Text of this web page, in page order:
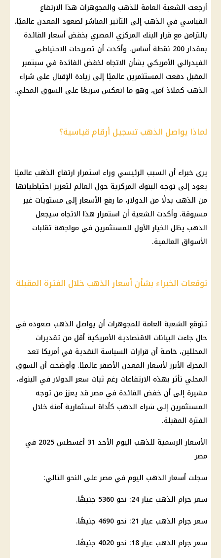
أرجعت الشعبة العامة للذهب والمجوهرات هذا الارتفاع
القياسي في الذهب إلى التأثير المباشر لصعود المعدن عالميًا،
بالتزامن مع قرار البنك المركزي المصري بخفض أسعار الفائدة
بمقدار 200 نقطة أساس. وأكدت أن تصريحات الاحتياطي
الفيدرالي الأمريكي بشأن الاتجاه لخفض الفائدة في سبتمبر
المقبل دفعت المستثمرين عالميًا إلى زيادة الإقبال على شراء
الذهب كملاذ آمن، وهو ما انعكس سريعًا على السوق المحلي.
لماذا يواصل الذهب تسجيل أرقام قياسية؟
يرى خبراء أن السبب الرئيسي وراء استمرار ارتفاع الذهب عالميًا
يعود إلى توجه البنوك المركزية حول العالم لتعزيز احتياطياتها
من الذهب بدلًا من الدولار، ما رفع الأسعارإلى مستويات غير
مسبوقة. وأكدت الشعبة أن استمرار هذا الاتجاه سيجعل
الذهب يظل الخيار الأول للمستثمرين في مواجهة تقلبات
الأسواق العالمية.
توقعات الخبراء بشأن أسعار الذهب خلال الفترة المقبلة
تتوقع الشعبة العامة للمجوهرات أن يواصل الذهب صعوده في
حال جاءت البيانات الاقتصادية الأمريكية أقل من تقديرات
المحللين، خاصة أن قرارات السياسة النقدية في أمريكا تعد
المحرك الأبرز لأسعار المعدن الأصفر عالميًا. وأوضحت أن السوق
المحلي تأثر بهذه الارتفاعات رغم ثبات سعر الدولار في البنوك،
مشيرة إلى أن خفض الفائدة في مصرقد يعزز من توجه
المستثمرين إلى شراء الذهب كأداة استثمارية آمنة خلال
الفترة المقبلة.
الأسعار
الرسمية للذهب اليوم الأحد 31 أغسطس 2025 في
مصر
سجلت أسعار الذهب اليوم في مصرعلى النحو التالي:
سعر جرام الذهب عيار 24
: نحو 5360 جنيهًا.
سعر جرام الذهب عيار 21
: نحو 4690 جنيهًا.
سعر جرام الذهب عيار 18
: نحو 4020 جنيهًا.